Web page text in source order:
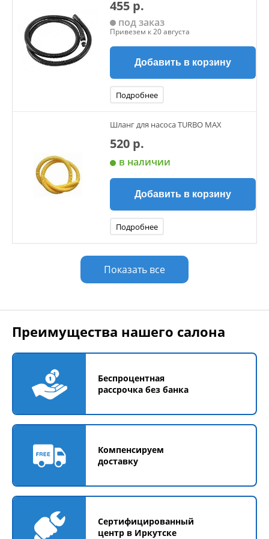
455 р.
под заказ
Привезем к 20 августа
Добавить в корзину
Подробнее
Шланг для насоса TURBO MAX
520 р.
в наличии
Добавить в корзину
Подробнее
Показать все
Преимущества нашего салона
Беспроцентная
рассрочка без банка
Компенсируем
доставку
Сертифицированный
центр в Иркутске